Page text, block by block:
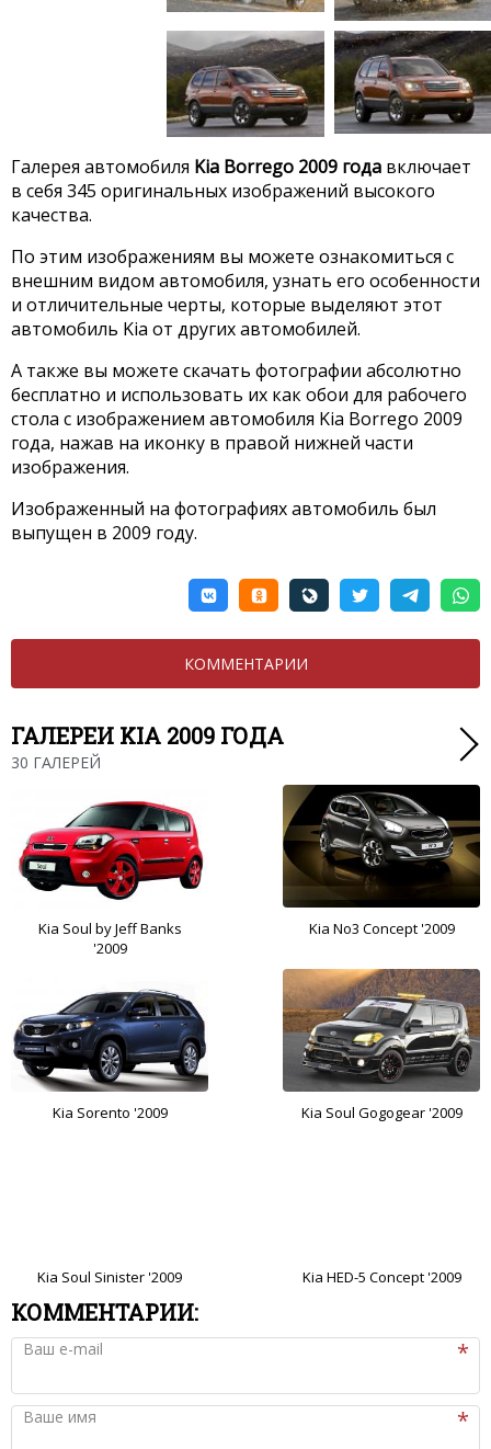
Галерея автомобиля Kia Borrego 2009 года включает
в себя 345 оригинальных изображений высокого
качества.
По этим изображениям вы можете ознакомиться с
внешним видом автомобиля, узнать его особенности
и отличительные черты, которые выделяют этот
автомобиль Kia от других автомобилей.
А также вы можете скачать фотографии абсолютно
бесплатно и использовать их как обои для рабочего
стола с изображением автомобиля Kia Borrego 2009
года, нажав на иконку в правой нижней части
изображения.
Изображенный на фотографиях автомобиль был
выпущен в 2009 году.
КОММЕНТАРИИ
ГАЛЕРЕИ KIA 2009 ГОДА
30 ГАЛЕРЕЙ
Kia Soul by Jeff Banks
'2009
Kia No3 Concept '2009
Kia Sorento '2009 Kia Soul Gogogear '2009
Kia Soul Sinister '2009 Kia HED-5 Concept '2009
КОММЕНТАРИИ:
Ваш e-mail
Ваше имя